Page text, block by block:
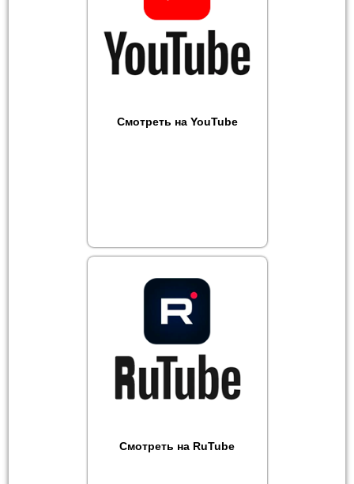
Смотреть на YouTube
Смотреть на RuTube